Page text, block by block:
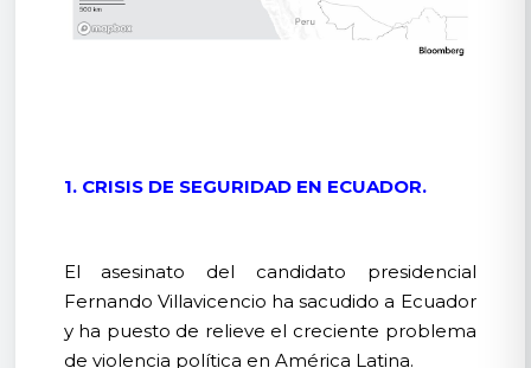
1. CRISIS DE SEGURIDAD EN ECUADOR.
El asesinato del candidato presidencial
Fernando Villavicencio ha sacudido a Ecuador
y ha puesto de relieve el creciente problema
de violencia política en América Latina.